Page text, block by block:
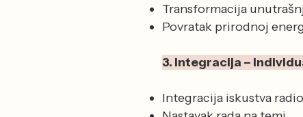
Transformacija
Povratak prirodnoj
3. Integracija –
Integracija iskustva